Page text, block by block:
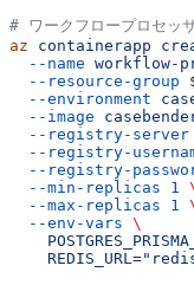
# ワークフロープロセッ
az containerapp
  --name
workflow-
  --resource-group
  --environment
  --image
  --registry-server
--registry-
--registry-
  --min-replicas
1
  --max-replicas
1
  --env-vars
\